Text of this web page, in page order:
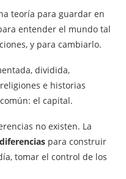
teoría para guardar en
entender el mundo tal
y para cambiarlo.
dividida,
e historias
el capital.
no existen. La
para construir
tomar el control de los